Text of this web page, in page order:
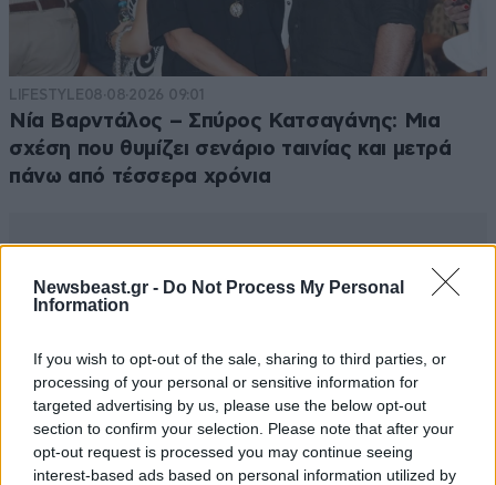
Newsbeast.gr - Do Not Process My Personal
Information
If you wish to opt-out of the sale, sharing to third parties, or
processing of your personal or sensitive information for
targeted advertising by us, please use the below opt-out
section to confirm your selection. Please note that after your
opt-out request is processed you may continue seeing
interest-based ads based on personal information utilized by
LIFESTYLE08·08·2026 09:01
Νία Βαρντάλος – Σπύρος Κατσαγάνης: Μια
σχέση που θυμίζει σενάριο ταινίας και μετρά
πάνω από τέσσερα χρόνια